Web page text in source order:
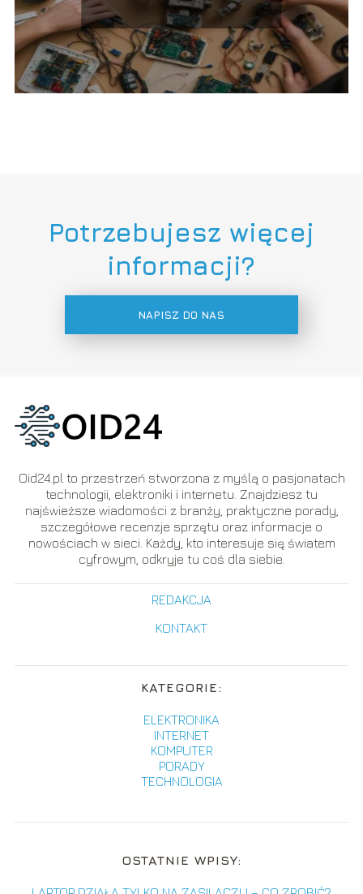
Potrzebujesz więcej
informacji?
NAPISZ DO NAS
Oid24.pl to przestrzeń stworzona z myślą o pasjonatach
technologii, elektroniki i internetu. Znajdziesz tu
najświeższe wiadomości z branży, praktyczne porady,
szczegółowe recenzje sprzętu oraz informacje o
nowościach w sieci. Każdy, kto interesuje się światem
cyfrowym, odkryje tu coś dla siebie.
REDAKCJA
KONTAKT
KATEGORIE:
ELEKTRONIKA
INTERNET
KOMPUTER
PORADY
TECHNOLOGIA
OSTATNIE WPISY: